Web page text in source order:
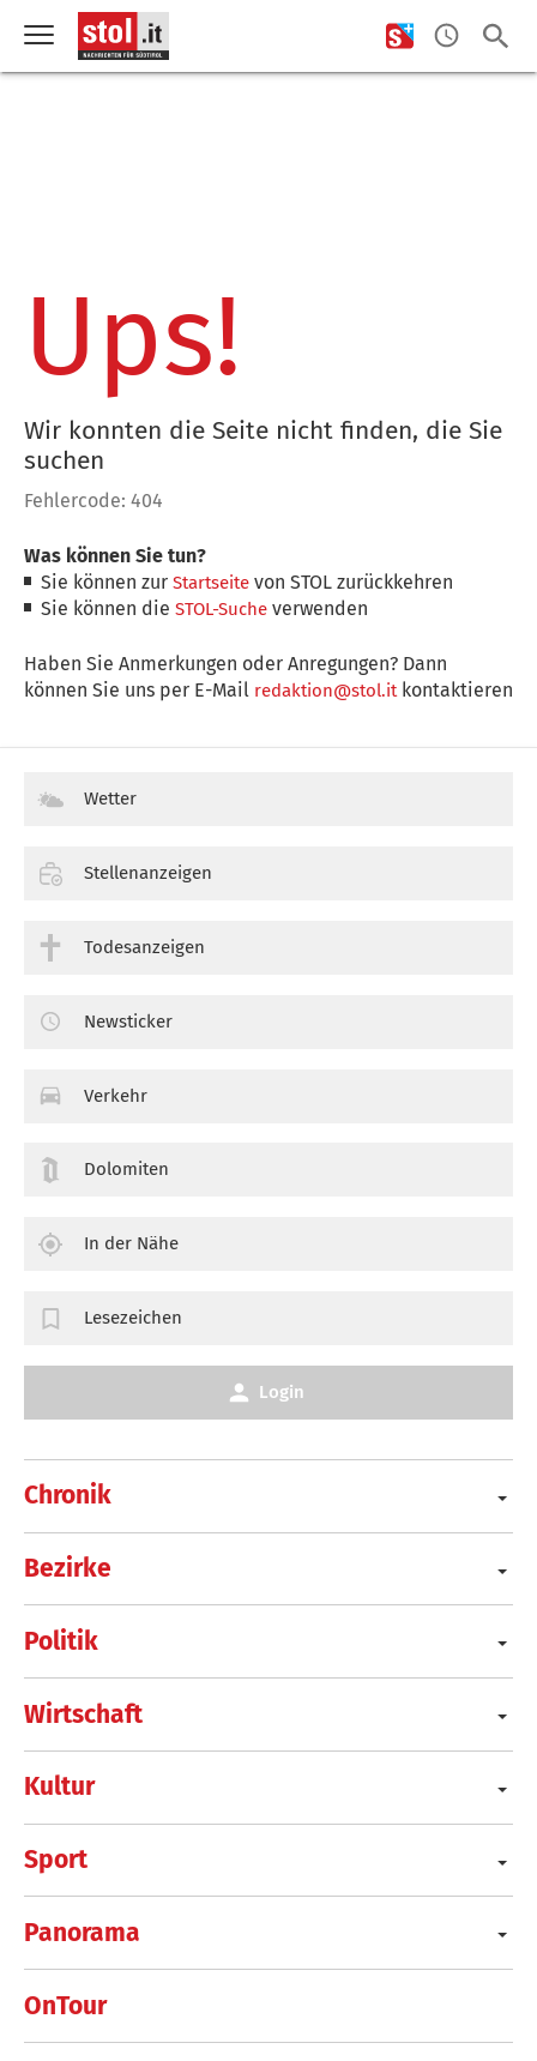
Ups!
Wir konnten die Seite nicht finden, die Sie
suchen
Fehlercode: 404
Was können Sie tun?
Sie können zurStartseite von STOL zurückkehren
Sie können dieSTOL-Suche verwenden
Haben Sie Anmerkungen oder Anregungen? Dann
können Sie uns per E-Mail redaktion@stol.itkontaktieren
Chronik
Bezirke
Politik
Wirtschaft
Kultur
Sport
Panorama
OnTour
Wetter
Stellenanzeigen
Todesanzeigen
Newsticker
Verkehr
Dolomiten
In der Nähe
Lesezeichen
Login